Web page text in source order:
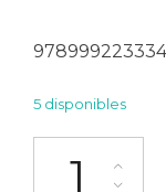
5 disponibles